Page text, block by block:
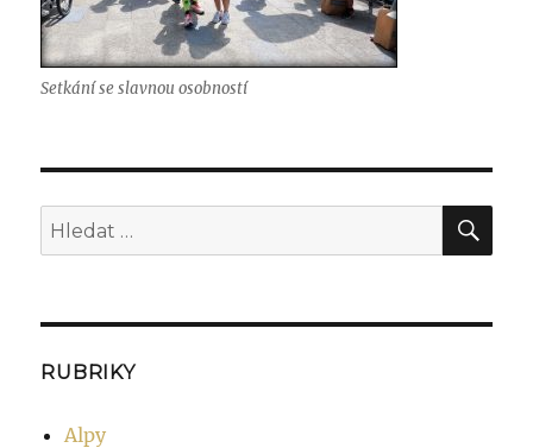
Setkání se slavnou osobností
Hledat:
RUBRIKY
Alpy